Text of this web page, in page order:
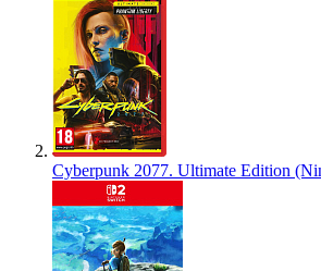
Cyberpunk 2077. Ultimate Edition